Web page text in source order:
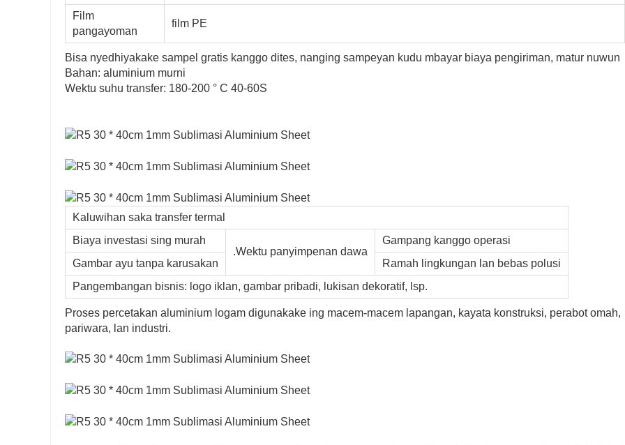
Film
pangayoman
film PE
Bisa nyedhiyakake sampel gratis kanggo dites, nanging sampeyan kudu mbayar biaya pengiriman, matur nuwun
Bahan: aluminium murni
Wektu suhu transfer: 180-200 ° C 40-60S
Kaluwihan saka transfer termal
Biaya investasi sing murah
.Wektu panyimpenan dawa
Gampang kanggo operasi
Gambar ayu tanpa karusakan
Ramah lingkungan lan bebas polusi
Pangembangan bisnis: logo iklan, gambar pribadi, lukisan dekoratif, lsp.
Proses percetakan aluminium logam digunakake ing macem-macem lapangan, kayata konstruksi, perabot omah,
pariwara, lan industri.